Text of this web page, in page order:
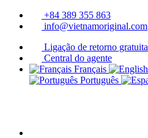
+84 389 355 863
info@vietnamoriginal.com
Ligação de retorno gratuita
Central do agente
Français
Português